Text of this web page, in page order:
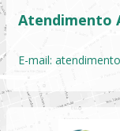
Atendimento
E-mail: